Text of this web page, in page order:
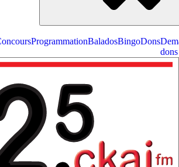
ProgrammationBaladosBingoDons
dons